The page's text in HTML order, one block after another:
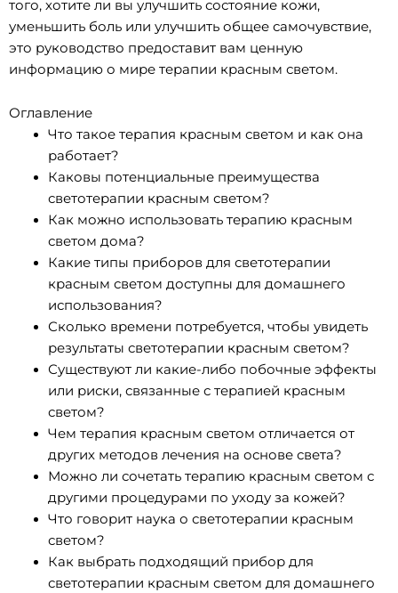
того, хотите ли вы улучшить состояние кожи,
уменьшить боль или улучшить общее самочувствие,
это руководство предоставит вам ценную
информацию о мире терапии красным светом.
Оглавление
Что такое терапия красным светом и как она
работает?
Каковы потенциальные преимущества
светотерапии красным светом?
Как можно использовать терапию красным
светом дома?
Какие типы приборов для светотерапии
красным светом доступны для домашнего
использования?
Сколько времени потребуется, чтобы увидеть
результаты светотерапии красным светом?
Существуют ли какие-либо побочные эффекты
или риски, связанные с терапией красным
светом?
Чем терапия красным светом отличается от
других методов лечения на основе света?
Можно ли сочетать терапию красным светом с
другими процедурами по уходу за кожей?
Что говорит наука о светотерапии красным
светом?
Как выбрать подходящий прибор для
светотерапии красным светом для домашнего